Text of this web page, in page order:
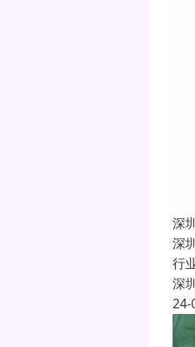
深
深
行
深
24-